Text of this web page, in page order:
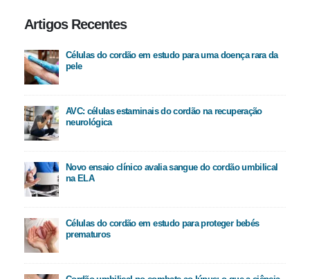
Artigos Recentes
Células do cordão em estudo para uma doença rara da
pele
AVC: células estaminais do cordão na recuperação
neurológica
Novo ensaio clínico avalia sangue do cordão umbilical
na ELA
Células do cordão em estudo para proteger bebés
prematuros